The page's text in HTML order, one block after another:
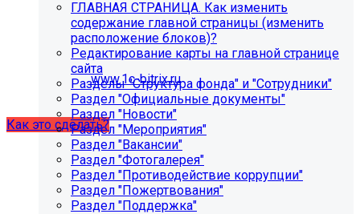
Из-за неправильного адреса обновлений может
некорректно отображаться срок действия лицензии.
Убедитесь, что в настройках «Главного модуля»
указан адрес:www.1c-bitrix.ru.
Затем запустите обновление через «Систему
обновлений».
Как это сделать?
ГЛАВНАЯ СТРАНИЦА. Как изменить
содержание главной страницы (изменить
расположение блоков)?
Редактирование карты на главной странице
сайта
Разделы "Структура фонда" и "Сотрудники"
Раздел "Официальные документы"
Раздел "Новости"
Раздел "Мероприятия"
Раздел "Вакансии"
Раздел "Фотогалерея"
Раздел "Противодействие коррупции"
Раздел "Пожертвования"
Раздел "Поддержка"